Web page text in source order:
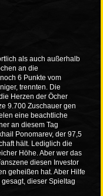
als auch außerhalb
an die
6 Punkte vom
trennten. Die
Herzen der Öcher
9.700 Zuschauer gen
eine beachtliche
an diesem Tag
Ponomarev, der 97,5
hält. Lediglich die
Höhe. Aber wer das
diesen Investor
geheißen hat. Aber Hilfe
dieser Spieltag